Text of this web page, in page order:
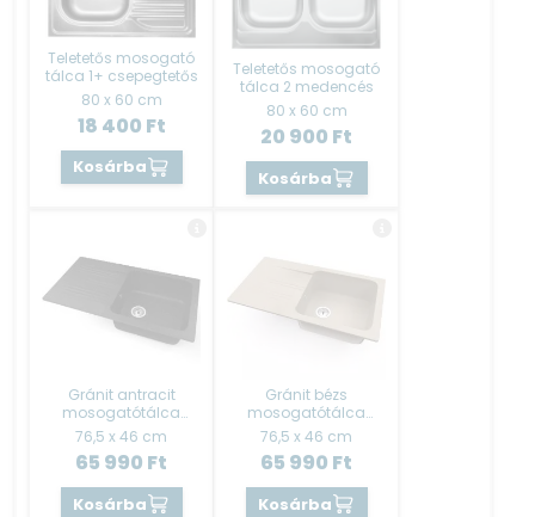
Teletetős mosogató
tálca 1+ csepegtetős
80 x 60 cm
18 400 Ft
Kosárba
Teletetős mosogató
tálca 2 medencés
80 x 60 cm
20 900 Ft
Kosárba
Gránit antracit
mosogatótálca
1+csepp Evido
76,5 x 46 cm
65 990 Ft
Kosárba
Gránit bézs
mosogatótálca
1+csepp
76,5 x 46 cm
65 990 Ft
Kosárba